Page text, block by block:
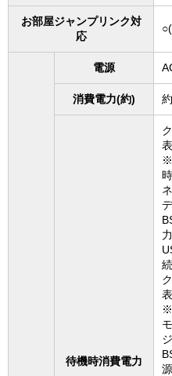
お部屋ジャンプリンク対
応
電源
消費電力(約)
待機時消費電力
※
※